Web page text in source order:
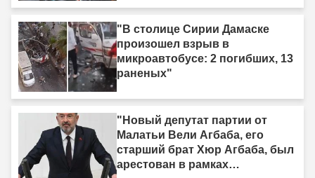
"В столице Сирии Дамаске
произошел взрыв в
микроавтобусе: 2 погибших, 13
раненых"
"Новый депутат партии от
Малатьи Вели Агбаба, его
старший брат Хюр Агбаба, был
арестован в рамках